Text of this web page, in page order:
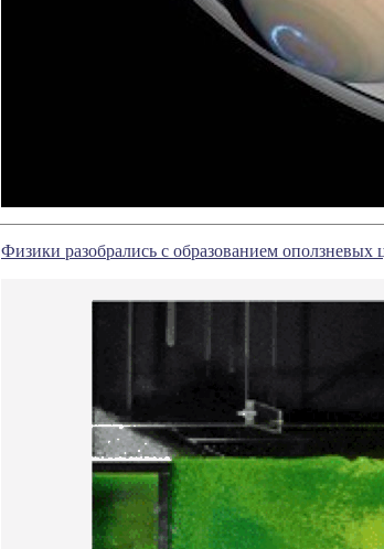
Физики разобрались с образованием оползневых